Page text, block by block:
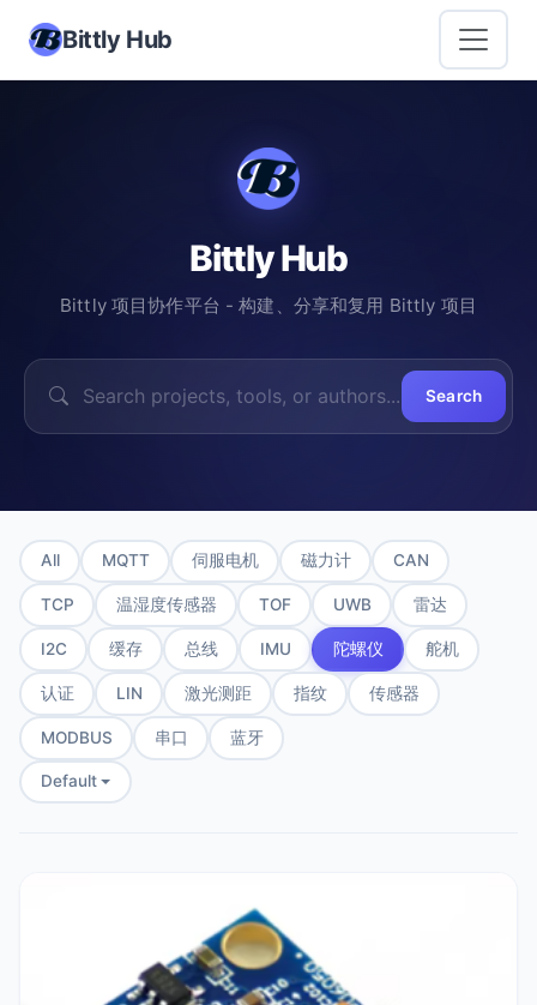
Bittly Hub
Bittly Hub
Bittly 项目协作平台 - 构建、分享和复用 Bittly 项目
Search
All MQTT 伺服电机 磁力计 CAN
TCP 温湿度传感器 TOF UWB 雷达
I2C 缓存 总线 IMU 陀螺仪 舵机
认证 LIN 激光测距 指纹 传感器
MODBUS 串口 蓝牙
Default